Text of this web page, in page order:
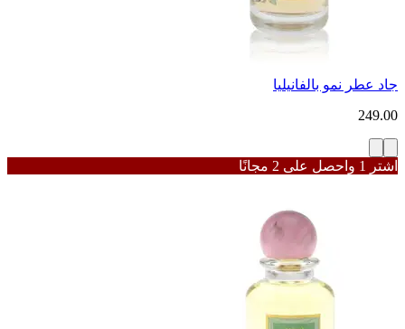
جاد عطر نمو بالفانيليا
249.00
اشترِ 1 واحصل على 2 مجانًا